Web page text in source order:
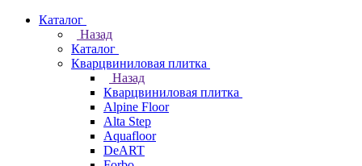
Каталог
Назад
Каталог
Кварцвиниловая плитка
Назад
Кварцвиниловая плитка
Alpine Floor
Alta Step
Aquafloor
DeART